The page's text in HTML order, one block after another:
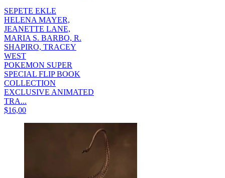
SEPETE EKLE
HELENA MAYER,
JEANETTE LANE,
MARIA S. BARBO, R.
SHAPIRO, TRACEY
WEST
POKEMON SUPER
SPECIAL FLIP BOOK
COLLECTION
EXCLUSIVE ANIMATED
TRA...
$16,00